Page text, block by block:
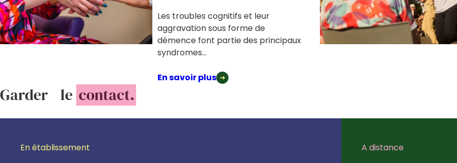
Les troubles cognitifs et leur
aggravation sous forme de
démence font partie des principaux
syndromes...
En savoir plus
Garder le contact.
En établissement A distance